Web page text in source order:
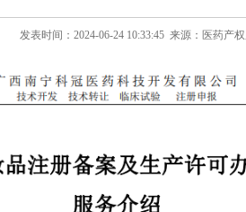
发表时间：2024-06-24 10:33:45 来源：医药产